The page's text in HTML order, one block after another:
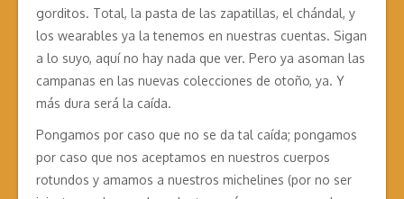
gorditos. Total, la pasta de las zapatillas, el chándal, y
los wearables ya la tenemos en nuestras cuentas. Sigan
a lo suyo, aquí no hay nada que ver. Pero ya asoman las
campanas en las nuevas colecciones de otoño, ya. Y
más dura será la caída.
Pongamos por caso que no se da tal caída; pongamos
por caso que nos aceptamos en nuestros cuerpos
rotundos y amamos a nuestros michelines (por no ser